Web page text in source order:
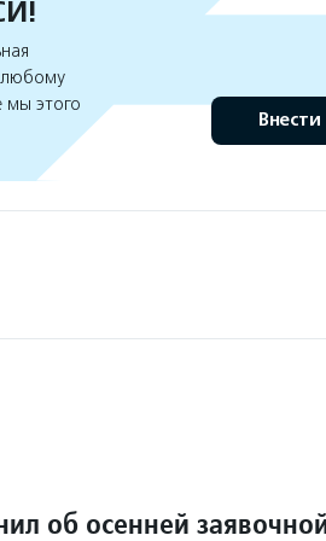
мы этого
Внести
об осенней